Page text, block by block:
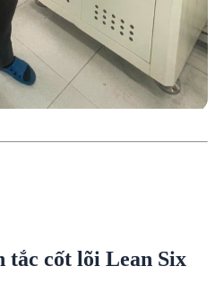
tắc cốt lõi Lean Six